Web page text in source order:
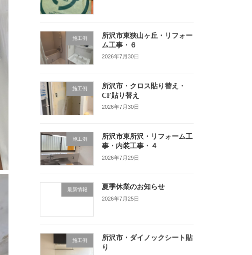
施工例
所沢市東狭山ヶ丘・リフォー
ム工事・６
2026年7月30日
施工例
所沢市・クロス貼り替え・
CF貼り替え
2026年7月30日
施工例
所沢市東所沢・リフォーム工
事・内装工事・４
2026年7月29日
最新情報 夏季休業のお知らせ
2026年7月25日
施工例
所沢市・ダイノックシート貼
り